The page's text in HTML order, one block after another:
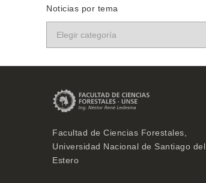
Noticias por tema
Facultad de Ciencias Forestales,
Universidad Nacional de Santiago del
Estero